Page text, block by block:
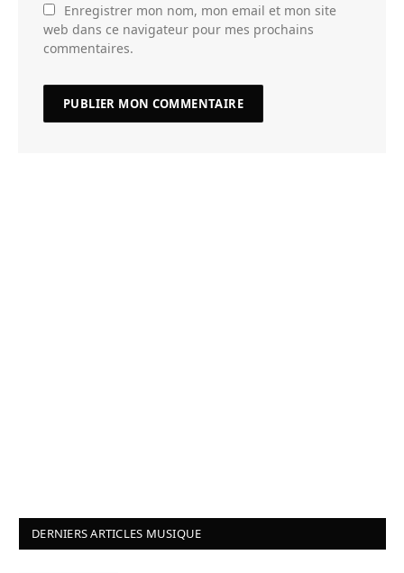
Enregistrer mon nom, mon email et mon site
web dans ce navigateur pour mes prochains
commentaires.
DERNIERS ARTICLES MUSIQUE